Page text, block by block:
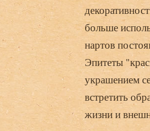
больше
нартов
Эпитеты
украшением
встретить
жизни и